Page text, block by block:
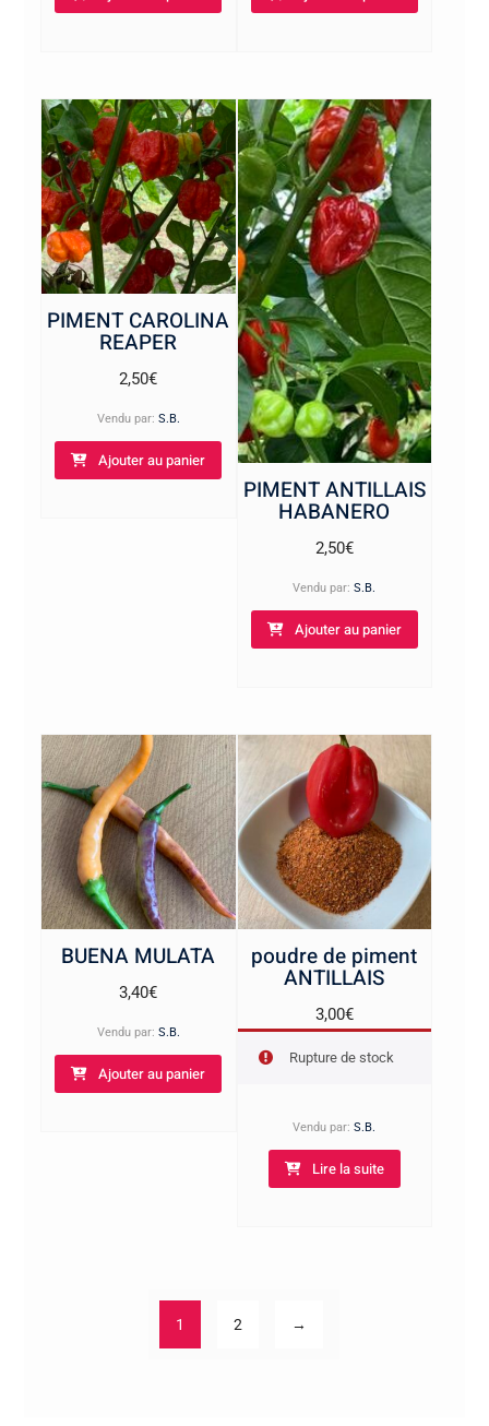
PIMENT CAROLINA
REAPER
2,50€
Vendu par: S.B.
Ajouter au panier
PIMENT ANTILLAIS
HABANERO
2,50€
Vendu par:S.B.
Ajouter au panier
BUENA MULATA
3,40€
Vendu par: S.B.
Ajouter au panier
poudre de piment
ANTILLAIS
3,00€
Rupture de stock
Vendu par:S.B.
Lire la suite
1 2 →